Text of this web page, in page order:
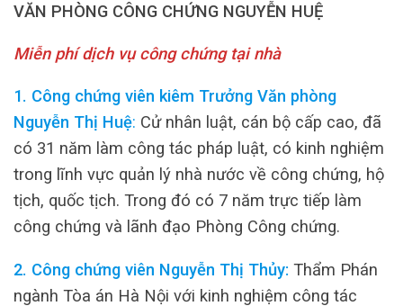
VĂN PHÒNG CÔNG CHỨNG NGUYỄN HUỆ
Miễn phí dịch vụ công chứng tại nhà
1. Công chứng viên kiêm Trưởng Văn phòng
Nguyễn Thị Huệ: Cử nhân luật, cán bộ cấp cao, đã
có 31 năm làm công tác pháp luật, có kinh nghiệm
trong lĩnh vực quản lý nhà nước về công chứng, hộ
tịch, quốc tịch. Trong đó có 7 năm trực tiếp làm
công chứng và lãnh đạo Phòng Công chứng.
2. Công chứng viên Nguyễn Thị Thủy: Thẩm Phán
ngành Tòa án Hà Nội với kinh nghiệm công tác